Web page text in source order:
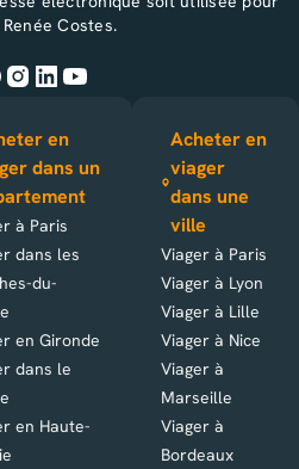
Costes.
en
dans un
à Paris
dans les
du-
en Gironde
dans le
en Haute-
Acheter en
viager
dans une
ville
Viager à Paris
Viager à Lyon
Viager à Lille
Viager à Nice
Viager à
Marseille
Viager à
Bordeaux